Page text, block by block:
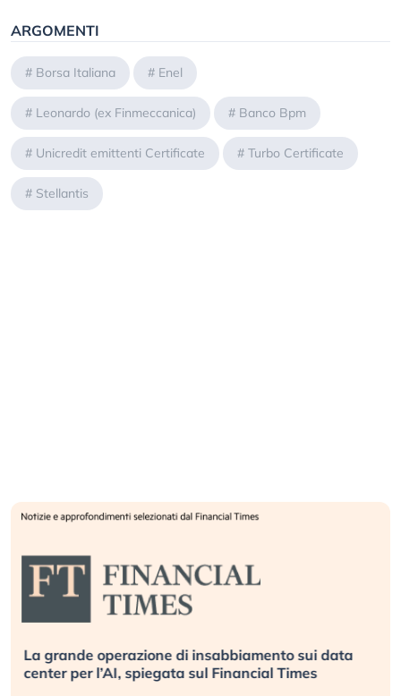
ARGOMENTI
# Borsa Italiana # Enel
# Leonardo (ex Finmeccanica) # Banco Bpm
# Unicredit emittenti Certificate # Turbo Certificate
# Stellantis
La grande operazione di insabbiamento sui data
center per l’AI, spiegata sul Financial Times